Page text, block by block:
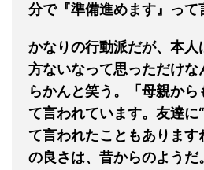
分で『準備進めます』って
かなりの行動派だが、本人
方ないなって思っただけな
らかんと笑う。「母親から
て言われています。友達に
て言われたこともあります
の良さは、昔からのようだ。